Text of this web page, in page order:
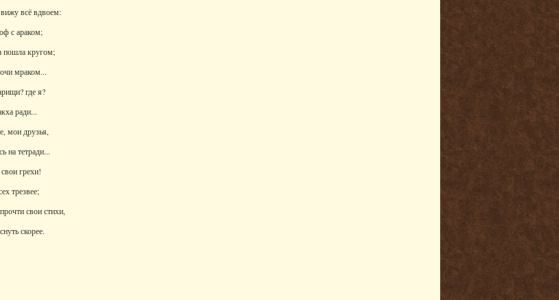
всё вдвоем:
с араком;
пошла кругом;
мраком...
где я?
ради...
мои друзья,
на тетради...
грехи!
трезвее;
свои стихи,
скорее.